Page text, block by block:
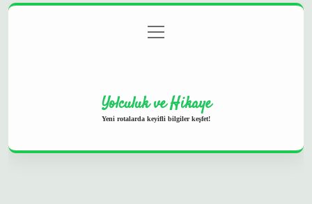
Gizlilik Politikası
menüyü
aç
Yolculuk ve Hikaye
Yeni rotalarda keyifli bilgiler keşfet!